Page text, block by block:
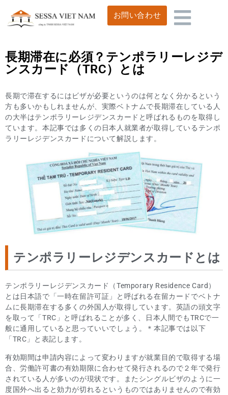
お問い合わせ
長期滞在に必須？テンポラリーレジデ
ンスカード（TRC）とは
長期で滞在するにはビザが必要というのは何となく分かるという
方も多いかもしれませんが、実際ベトナムで長期滞在している人
の大半はテンポラリーレジデンスカードと呼ばれるものを取得し
ています。本記事では多くの日本人就業者が取得しているテンポ
ラリーレジデンスカードについて解説します。
テンポラリーレジデンスカードとは
テンポラリーレジデンスカード（Temporary Residence Card）
とは日本語で「一時在留許可証」と呼ばれる在留カードでベトナ
ムに長期滞在する多くの外国人が取得しています。英語の頭文字
を取って「TRC」と呼ばれることが多く、日本人間でもTRCで一
般に通用していると思っていいでしょう。＊本記事では以下
「TRC」と表記します。
有効期間は申請内容によって変わりますが就業目的で取得する場
合、労働許可書の有効期限に合わせて発行されるので２年で発行
されている人が多いのが現状です。またシングルビザのように一
度国外へ出ると効力が切れるというものではありませんので有効